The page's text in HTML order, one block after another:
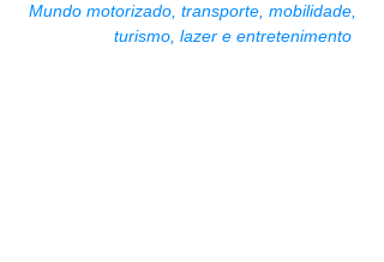
Mundo motorizado, transporte, mobilidade,
turismo, lazer e entretenimento